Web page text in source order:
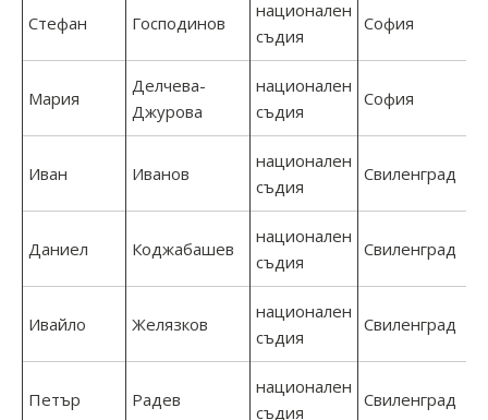
Стефан Господинов
национален
съдия
София
Мария
Делчева-
Джурова
национален
съдия
София
Иван Иванов
национален
съдия
Свиленград
Даниел Коджабашев
национален
съдия
Свиленград
Ивайло Желязков
национален
съдия
Свиленград
Петър Радев
национален
съдия
Свиленград